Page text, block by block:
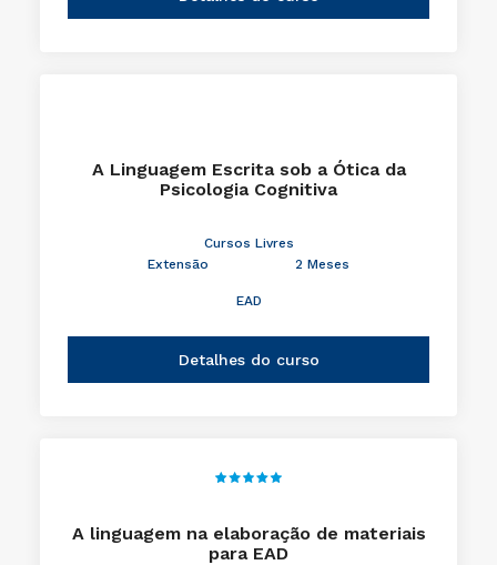
A Linguagem Escrita sob a Ótica da
Psicologia Cognitiva
Cursos Livres
Extensão
2 Meses
EAD
Detalhes do curso
A linguagem na elaboração de materiais
para EAD